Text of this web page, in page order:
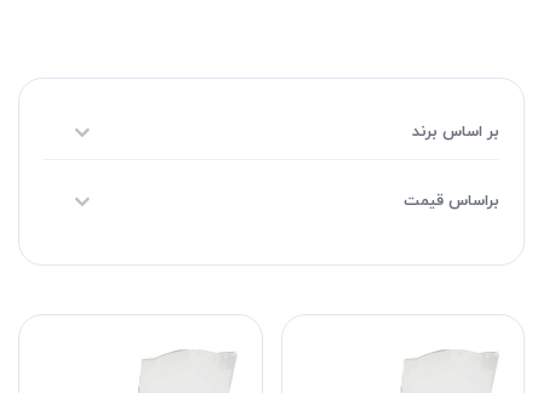
بر اساس برند
براساس قیمت